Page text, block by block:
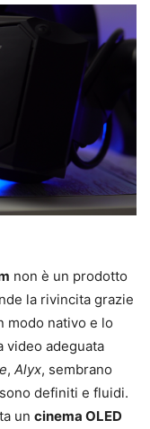
non è un prodotto
la rivincita grazie
modo nativo e lo
video adeguata
, Alyx, sembrano
definiti e fluidi.
un cinema OLED